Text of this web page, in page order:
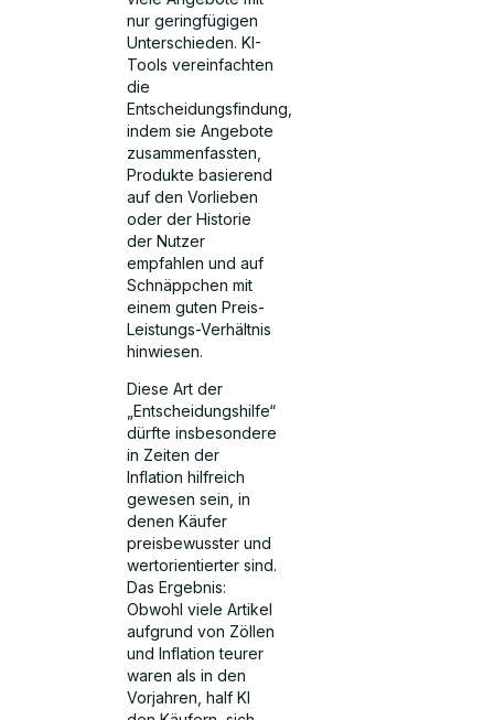
nur geringfügigen
Unterschieden. KI-
Tools vereinfachten
die
Entscheidungsfindung,
indem sie Angebote
zusammenfassten,
Produkte basierend
auf den Vorlieben
oder der Historie
der Nutzer
empfahlen und auf
Schnäppchen mit
einem guten Preis-
Leistungs-Verhältnis
hinwiesen.
Diese Art der
„Entscheidungshilfe“
dürfte insbesondere
in Zeiten der
Inflation hilfreich
gewesen sein, in
denen Käufer
preisbewusster und
wertorientierter sind.
Das Ergebnis:
Obwohl viele Artikel
aufgrund von Zöllen
und Inflation teurer
waren als in den
Vorjahren, half KI